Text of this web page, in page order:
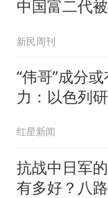
中国富二代
新民周刊
“伟哥”成分
力：以色列
转移扩散
红星新闻
抗战中日军
有多好？八